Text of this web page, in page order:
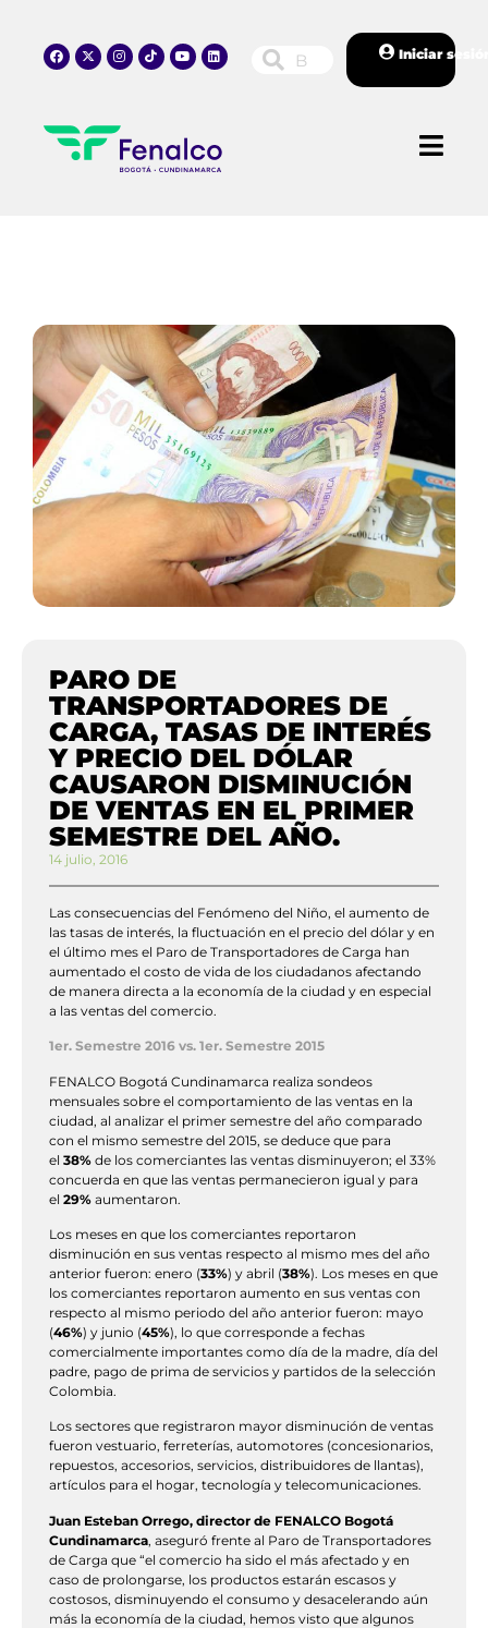
Iniciar
PARO DE
TRANSPORTADORES DE
CARGA, TASAS DE INTERÉS
Y PRECIO DEL DÓLAR
CAUSARON DISMINUCIÓN
DE VENTAS EN EL PRIMER
SEMESTRE DEL AÑO.
14 julio, 2016
Las consecuencias del Fenómeno del Niño, el aumento de
las tasas de interés, la fluctuación en el precio del dólar y en
el último mes el Paro de Transportadores de Carga han
aumentado el costo de vida de los ciudadanos afectando
de manera directa a la economía de la ciudad y en especial
a las ventas del comercio.
1er. Semestre 2016 vs. 1er. Semestre 2015
FENALCO Bogotá Cundinamarca realiza sondeos
mensuales sobre el comportamiento de las ventas en la
ciudad, al analizar el primer semestre del año comparado
con el mismo semestre del 2015, se deduce que para
el 38% de los comerciantes las ventas disminuyeron; el 33%
concuerda en que las ventas permanecieron igual y para
el 29% aumentaron.
Los meses en que los comerciantes reportaron
disminución en sus ventas respecto al mismo mes del año
anterior fueron: enero (33%) y abril (38%). Los meses en que
los comerciantes reportaron aumento en sus ventas con
respecto al mismo periodo del año anterior fueron: mayo
(46%) y junio (45%), lo que corresponde a fechas
comercialmente importantes como día de la madre, día del
padre, pago de prima de servicios y partidos de la selección
Colombia.
Los sectores que registraron mayor disminución de ventas
fueron vestuario, ferreterías, automotores (concesionarios,
repuestos, accesorios, servicios, distribuidores de llantas),
artículos para el hogar, tecnología y telecomunicaciones.
Juan Esteban Orrego, director de FENALCO Bogotá
Cundinamarca, aseguró frente al Paro de Transportadores
de Carga que “el comercio ha sido el más afectado y en
caso de prolongarse, los productos estarán escasos y
costosos, disminuyendo el consumo y desacelerando aún
más la economía de la ciudad, hemos visto que algunos